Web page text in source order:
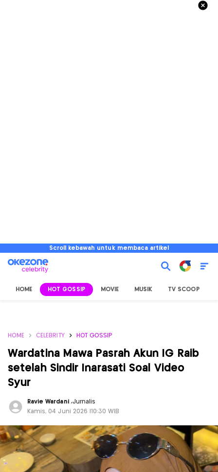
Scroll kebawah untuk membaca artikel
HOME HOT GOSSIP MOVIE MUSIK TV SCOOP
HOME CELEBRITY HOT GOSSIP
Wardatina Mawa Pasrah Akun IG Raib
setelah Sindir Inarasati Soal Video
Syur
Ravie Wardani ,Jurnalis
Kamis, 04 Juni 2026 |10:30 WIB